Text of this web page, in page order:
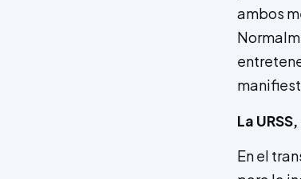
ambos
La
En el